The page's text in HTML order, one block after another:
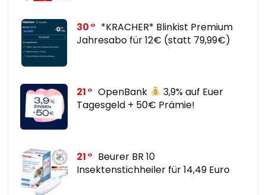
30
*KRACHER* Blinkist Premium
Jahresabo für 12€ (statt 79,99€)
21 OpenBank
3,9% auf Euer
Tagesgeld + 50€ Prämie!
21
Beurer BR 10
Insektenstichheiler für 14,49 Euro